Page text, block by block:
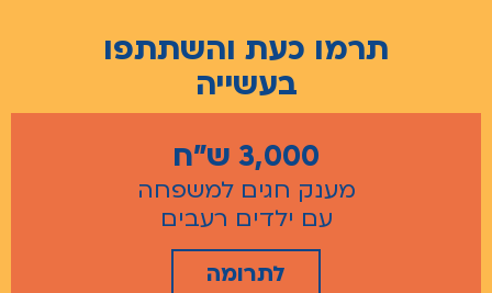
תרמו כעת והשתתפו
בעשייה
3,000 ש"ח
מענק חגים למשפחה
עם ילדים רעבים
לתרומה